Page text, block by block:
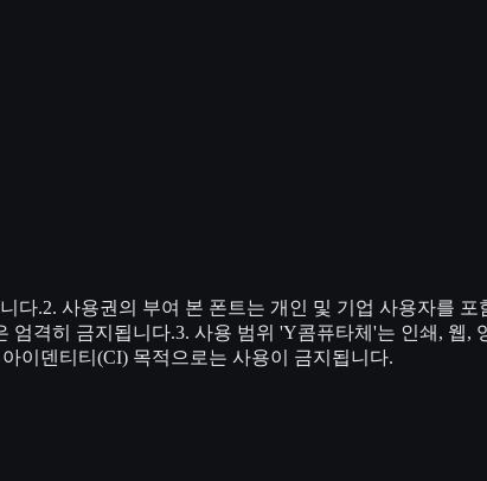
.2. 사용권의 부여 본 폰트는 개인 및 기업 사용자를 포
격히 금지됩니다.3. 사용 범위 'Y콤퓨타체'는 인쇄, 웹,
이덴티티(CI) 목적으로는 사용이 금지됩니다.